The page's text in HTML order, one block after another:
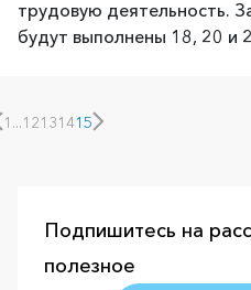
трудовую деятельность.
будут выполнены 18, 20
1 ...12131415
Подпишитесь на
полезное